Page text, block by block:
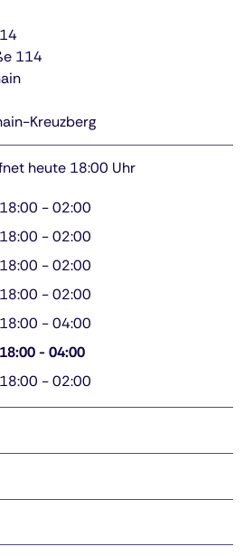
114
Kreuzberg
heute 18:00 Uhr
18:00 -02:00
18:00 -02:00
18:00 -02:00
18:00 -02:00
18:00 -04:00
18:00- 04:00
18:00 -02:00